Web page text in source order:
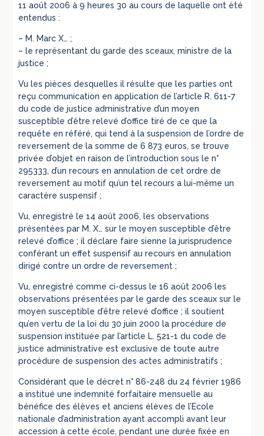
11 août 2006 à 9 heures 30 au cours de laquelle ont été
entendus :
– M. Marc X… ;
– le représentant du garde des sceaux, ministre de la
justice ;
Vu les pièces desquelles il résulte que les parties ont
reçu communication en application de l’article R. 611-7
du code de justice administrative d’un moyen
susceptible d’être relevé d’office tiré de ce que la
requête en référé, qui tend à la suspension de l’ordre de
reversement de la somme de 6 873 euros, se trouve
privée d’objet en raison de l’introduction sous le n°
295333, d’un recours en annulation de cet ordre de
reversement au motif qu’un tel recours a lui-même un
caractère suspensif ;
Vu, enregistré le 14 août 2006, les observations
présentées par M. X… sur le moyen susceptible d’être
relevé d’office ; il déclare faire sienne la jurisprudence
conférant un effet suspensif au recours en annulation
dirigé contre un ordre de reversement ;
Vu, enregistré comme ci-dessus le 16 août 2006 les
observations présentées par le garde des sceaux sur le
moyen susceptible d’être relevé d’office ; il soutient
qu’en vertu de la loi du 30 juin 2000 la procédure de
suspension instituée par l’article L. 521-1 du code de
justice administrative est exclusive de toute autre
procédure de suspension des actes administratifs ;
Considérant que le décret n° 86-248 du 24 février 1986
a institué une indemnité forfaitaire mensuelle au
bénéfice des élèves et anciens élèves de l’Ecole
nationale d’administration ayant accompli avant leur
accession à cette école, pendant une durée fixée en